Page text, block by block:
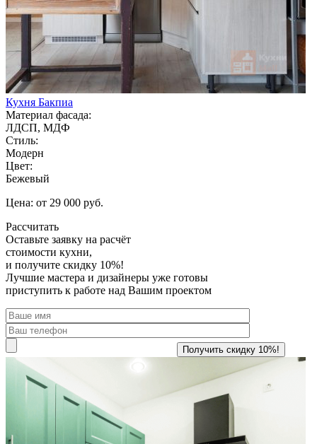
Кухня Бакпиа
Материал фасада:
ЛДСП, МДФ
Стиль:
Модерн
Цвет:
Бежевый
Цена: от 29 000 руб.
Рассчитать
Оставьте заявку на расчёт
стоимости кухни,
и получите скидку 10%!
Лучшие мастера и дизайнеры уже готовы
приступить к работе над Вашим проектом